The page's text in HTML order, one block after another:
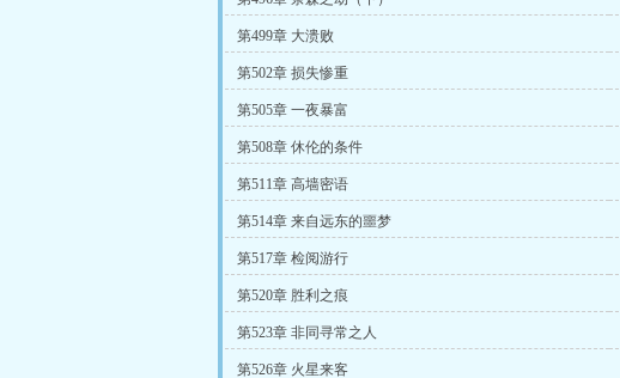
第499章 大溃败
第502章 损失惨重
第505章 一夜暴富
第508章 休伦的条件
第511章 高墙密语
第514章 来自远东的噩梦
第517章 检阅游行
第520章 胜利之痕
第523章 非同寻常之人
第526章 火星来客